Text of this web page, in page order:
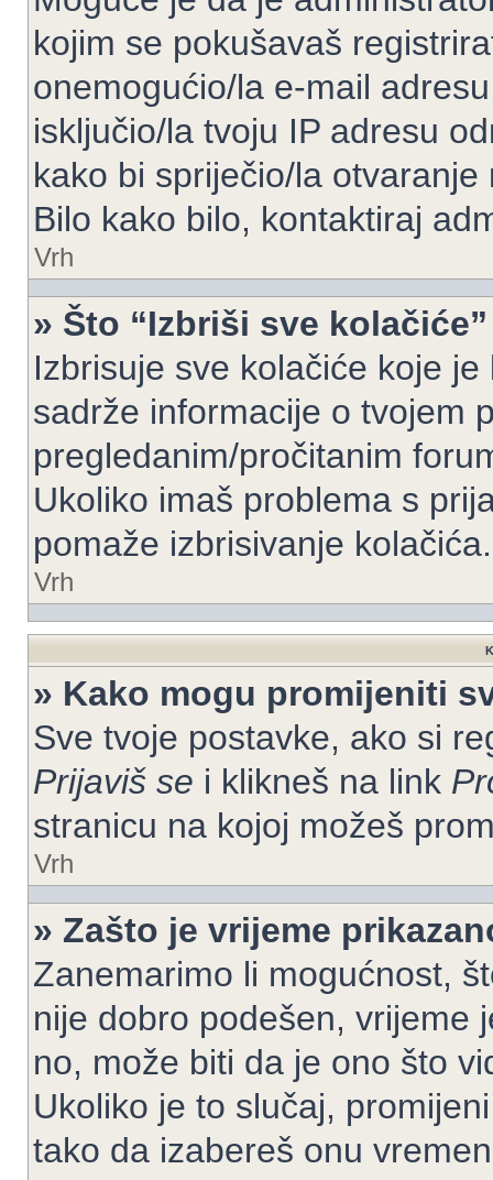
kojim se pokušavaš
onemogućio/la e-mail
isključio/la tvoju IP adresu
kako bi spriječio/la
Bilo kako bilo, kontaktiraj
Vrh
» Što “Izbriši sve
Izbrisuje sve kolačiće koje
sadrže informacije o tvojem
pregledanim/pročitanim
Ukoliko imaš problema s
pomaže izbrisivanje kolačića.
Vrh
» Kako mogu promijeniti
Sve tvoje postavke, ako si
Prijaviš se i klikneš na link
stranicu na kojoj možeš
Vrh
» Zašto je vrijeme
Zanemarimo li mogućnost,
nije dobro podešen, vrijeme
no, može biti da je ono što
Ukoliko je to slučaj,
tako da izabereš onu